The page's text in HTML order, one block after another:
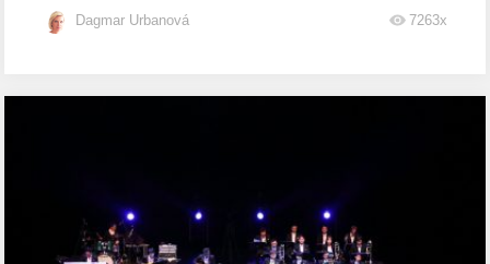
Dagmar Urbanová 7263x